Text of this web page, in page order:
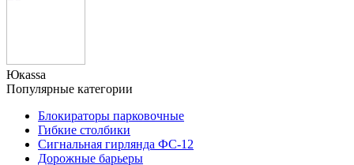
Юкаssа
Популярные категории
Блокираторы парковочные
Гибкие столбики
Сигнальная гирлянда ФС-12
Дорожные барьеры